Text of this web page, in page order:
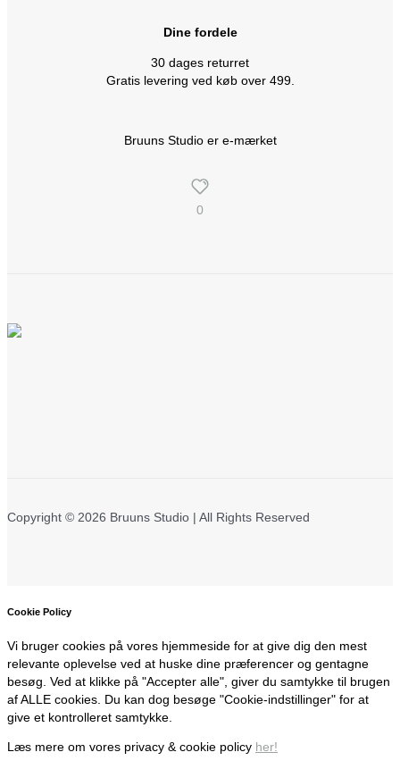
Dine fordele
30 dages returret
Gratis levering ved køb over 499.
Bruuns Studio er e-mærket
0
Copyright © 2026 Bruuns Studio | All Rights Reserved
Cookie Policy
Vi bruger cookies på vores hjemmeside for at give dig den mest
relevante oplevelse ved at huske dine præferencer og gentagne
besøg. Ved at klikke på "Accepter alle", giver du samtykke til brugen
af ALLE cookies. Du kan dog besøge "Cookie-indstillinger" for at
give et kontrolleret samtykke.
Læs mere om vores privacy & cookie policy her!